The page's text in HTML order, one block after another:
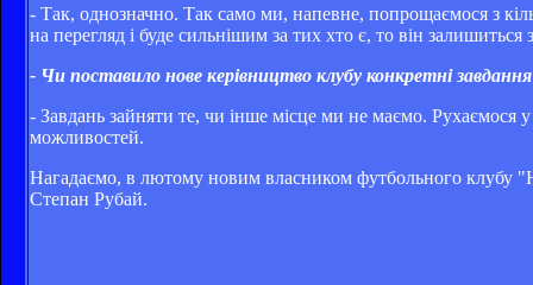
- Так, однозначно. Так само ми, напевне, попрощаємося з
на перегляд і буде сильнішим за тих хто є, то він залишиться
- Чи поставило нове керівництво клубу конкретні
- Завдань зайняти те, чи інше місце ми не маємо. Рухаємося
можливостей.
Нагадаємо, в лютому новим власником футбольного клубу
Степан Рубай.